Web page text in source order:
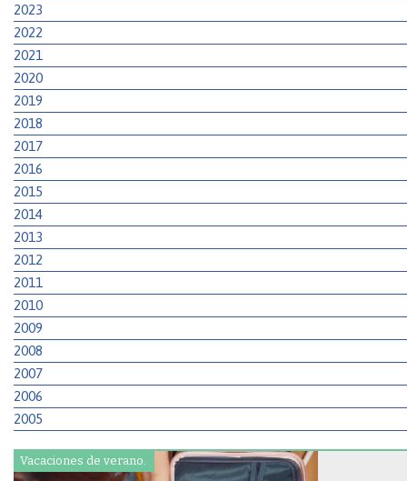
2023
2022
2021
2020
2019
2018
2017
2016
2015
2014
2013
2012
2011
2010
2009
2008
2007
2006
2005
Vacaciones de verano.